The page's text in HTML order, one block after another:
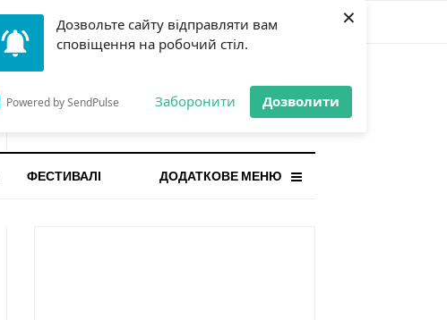
Дозвольте сайту відправляти вам
сповіщення на робочий стіл.
Powered by SendPulse Заборонити Дозволити
×
ОСТАННЯ НОВИНА
Gorilla і відповідальна гра:
чому ліміти важливі поруч із
ДОДАТКОВЕ МЕНЮ
ФЕСТИВАЛІ